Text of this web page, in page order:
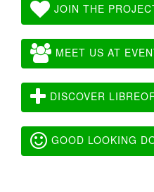
JOIN THE
MEET US AT
DISCOVER
GOOD LOOKING